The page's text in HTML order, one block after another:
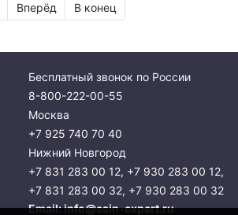
Вперёд В конец
Бесплатный звонок по России
8-800-222-00-55
Москва
+7 925 740 70 40
Нижний Новгород
+7 831 283 00 12, +7 930 283 00 12,
+7 831 283 00 32, +7 930 283 00 32
Email:info@esin-expert.ru